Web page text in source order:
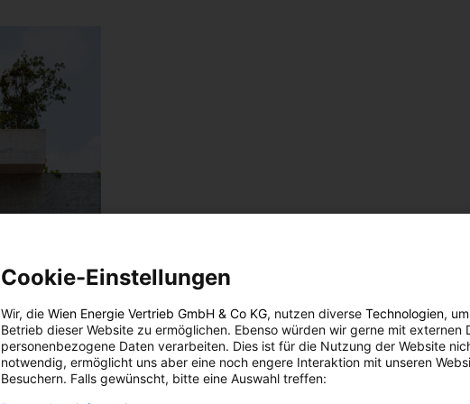
Cookie-Einstellungen
Wir, die Wien Energie Vertrieb GmbH & Co KG, nutzen diverse Technologien,
Betrieb dieser Website zu ermöglichen. Ebenso würden wir gerne mit externen
personenbezogene Daten verarbeiten. Dies ist für die Nutzung der Website
notwendig, ermöglicht uns aber eine noch engere Interaktion mit unseren
Besuchern. Falls gewünscht, bitte eine Auswahl treffen: